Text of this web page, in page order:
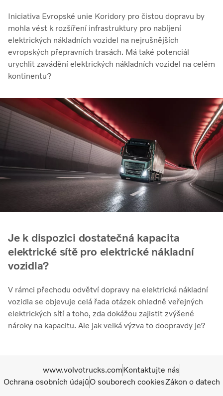
Iniciativa Evropské unie Koridory pro čistou dopravu by
mohla vést k rozšíření infrastruktury pro nabíjení
elektrických nákladních vozidel na nejrušnějších
evropských přepravních trasách. Má také potenciál
urychlit zavádění elektrických nákladních vozidel na celém
kontinentu?
Je k dispozici dostatečná kapacita
elektrické sítě pro elektrické nákladní
vozidla?
V rámci přechodu odvětví dopravy na elektrická nákladní
vozidla se objevuje celá řada otázek ohledně veřejných
elektrických sítí a toho, zda dokážou zajistit zvýšené
nároky na kapacitu. Ale jak velká výzva to doopravdy je?
www.volvotrucks.comKontaktujte nás
Ochrana osobních údajůO souborech cookiesZákon o datech